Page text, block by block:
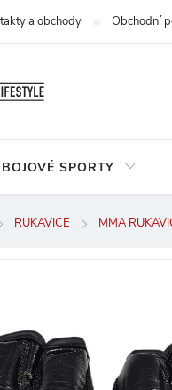
a obchody Obchodní
BOJOVÉ SPORTY
RUKAVICE MMA